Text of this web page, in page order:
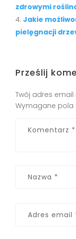
zdrowymi
Jakie
pielęgnacji
Prześlij
Twój adres
Wymagane pola